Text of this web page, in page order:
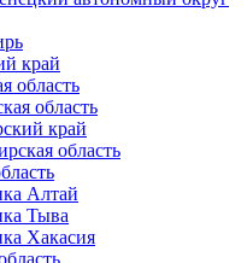
край
область
область
край
область
Алтай
Тыва
Хакасия